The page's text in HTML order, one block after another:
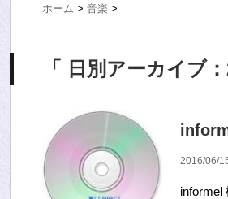
ホーム > 音楽 >
「 日別アーカイブ
2016/06/
informel